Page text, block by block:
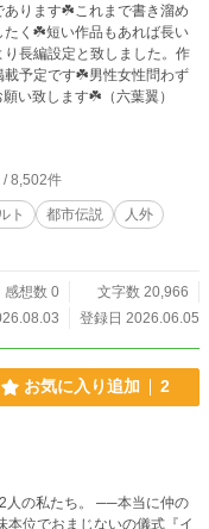
あります☘️これまで書き溜め
たく☘️短い作品もあれば長い
長編設定と致しました。作
載予定です☘️男性女性問わず
い致します☘️（六葉翼）
/ 8,502件
ト 都市伝説
人外
感想数 0
文字数 20,966
登録日 2026.06.05
お気に入り追加 2
人の私たち。 ──本当に仲の
本位でおまじないの儀式『イ